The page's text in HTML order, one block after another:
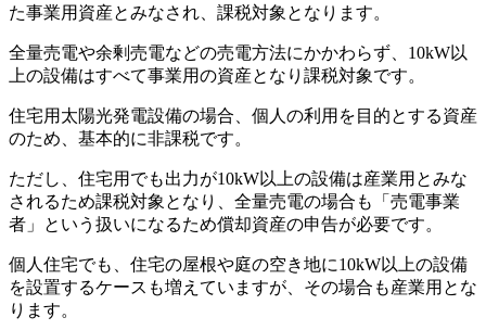
た事業用資産とみなされ、課税対象となります。
全量売電や余剰売電などの売電方法にかかわらず、10kW以
上の設備はすべて事業用の資産となり課税対象です。
住宅用太陽光発電設備の場合、個人の利用を目的とする資産
のため、基本的に非課税です。
ただし、住宅用でも出力が10kW以上の設備は産業用とみな
されるため課税対象となり、全量売電の場合も「売電事業
者」という扱いになるため償却資産の申告が必要です。
個人住宅でも、住宅の屋根や庭の空き地に10kW以上の設備
を設置するケースも増えていますが、その場合も産業用とな
ります。